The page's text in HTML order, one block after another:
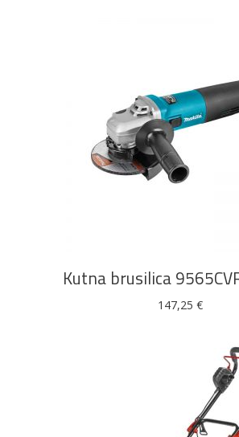
Kutna brusilica
147,25 €